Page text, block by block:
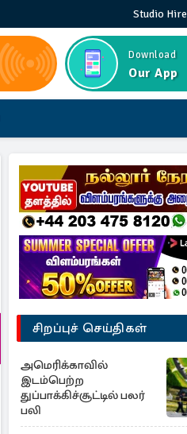
Studio Hire
Download
Our App
சிறப்புச் செய்திகள்
அமெரிக்காவில்
இடம்பெற்ற
துப்பாக்கிச்சூட்டில் பலர்
பலி